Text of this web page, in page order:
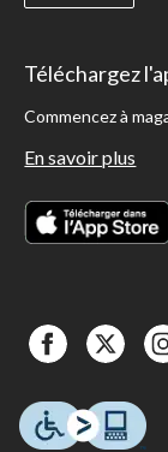
Téléchargez
Commencez à
En savoir plus